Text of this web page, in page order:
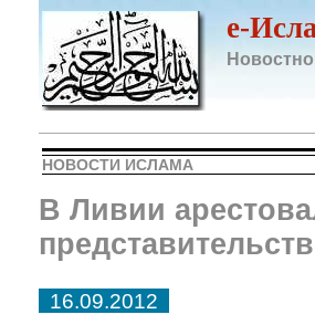
e-
НОВОСТИ ИСЛАМА
В Ливии
16.09.2012